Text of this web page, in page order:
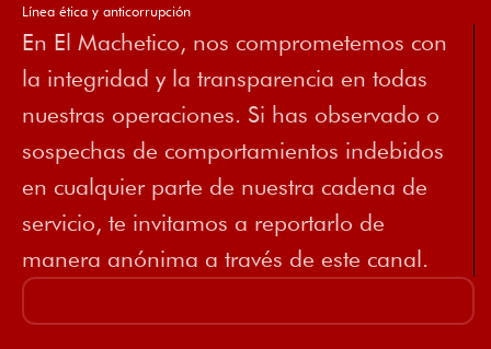
Línea ética y anticorrupción
En El Machetico, nos comprometemos con
la integridad y la transparencia en todas
nuestras operaciones. Si has observado o
sospechas de comportamientos indebidos
en cualquier parte de nuestra cadena de
servicio, te invitamos a reportarlo de
manera anónima a través de este canal.